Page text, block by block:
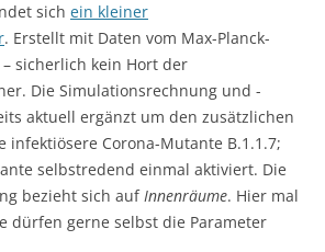
sich ein kleiner
. Erstellt mit Daten vom Max-Planck-
sicherlich kein Hort der
Die Simulationsrechnung und -
aktuell ergänzt um den zusätzlichen
infektiösere Corona-Mutante B.1.1.7;
selbstredend einmal aktiviert. Die
bezieht sich aufInnenräume. Hier mal
dürfen gerne selbst die Parameter